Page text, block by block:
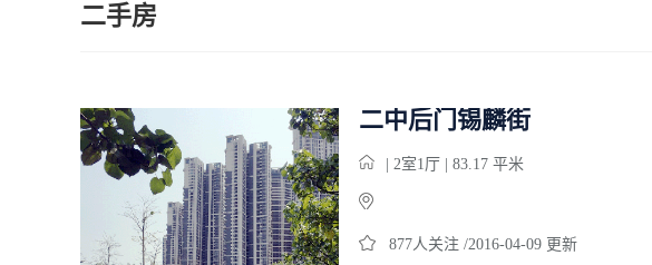
二手房
二中后门锡麟街
| 2室1厅 | 83.17 平米
877人关注 /2016-04-09 更新